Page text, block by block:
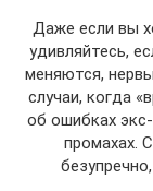
Даже если вы
удивляйтесь,
меняются,
случаи, когда
об ошибках
промахах.